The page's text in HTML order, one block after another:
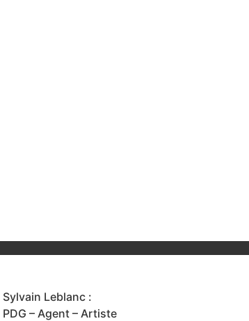
Sylvain Leblanc :
PDG – Agent – Artiste